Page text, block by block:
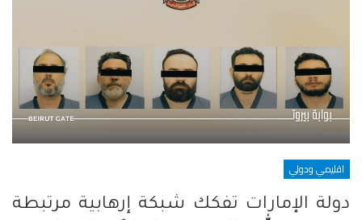
اقليمي ودولي
دولة الإمارات تفكك شبكة إرهابية مرتبطة